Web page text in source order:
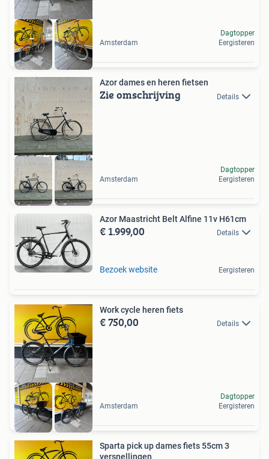
Amsterdam
Dagtopper
Eergisteren
Azor dames en heren fietsen
Zie omschrijving Details
Amsterdam
Dagtopper
Eergisteren
Azor Maastricht Belt Alfine 11v H61cm
€ 1.999,00 Details
Bezoek website Eergisteren
Work cycle heren fiets
€ 750,00 Details
Amsterdam
Dagtopper
Eergisteren
Sparta pick up dames fiets 55cm 3
versnellingen